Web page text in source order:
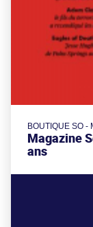
BOUTIQUE SO -
Magazine
ans